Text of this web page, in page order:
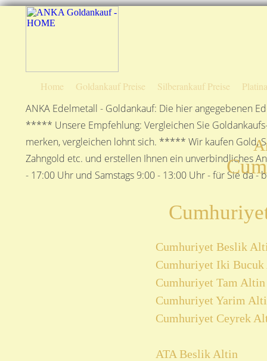
Home Goldankauf Preise Silberankauf Preise
ANKA Edelmetall - Goldankauf: Die hier angegebenen
***** Unsere Empfehlung: Vergleichen Sie
merken, vergleichen lohnt sich. ***** Wir kaufen Gold,
Zahngold etc. und erstellen Ihnen ein unverbindliches
- 17:00 Uhr und Samstags 9:00 - 13:00 Uhr - für Sie
Cumhuriyet Beslik
Cumhuriyet Iki
Cumhuriyet Tam
Cumhuriyet Yarim
Cumhuriyet Ceyrek
ATA Beslik Altin